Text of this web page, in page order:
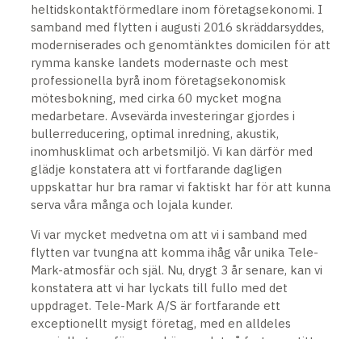
heltidskontaktförmedlare inom företagsekonomi. I
samband med flytten i augusti 2016 skräddarsyddes,
moderniserades och genomtänktes domicilen för att
rymma kanske landets modernaste och mest
professionella byrå inom företagsekonomisk
mötesbokning, med cirka 60 mycket mogna
medarbetare. Avsevärda investeringar gjordes i
bullerreducering, optimal inredning, akustik,
inomhusklimat och arbetsmiljö. Vi kan därför med
glädje konstatera att vi fortfarande dagligen
uppskattar hur bra ramar vi faktiskt har för att kunna
serva våra många och lojala kunder.
Vi var mycket medvetna om att vi i samband med
flytten var tvungna att komma ihåg vår unika Tele-
Mark-atmosfär och själ. Nu, drygt 3 år senare, kan vi
konstatera att vi har lyckats till fullo med det
uppdraget. Tele-Mark A/S är fortfarande ett
exceptionellt mysigt företag, med en alldeles